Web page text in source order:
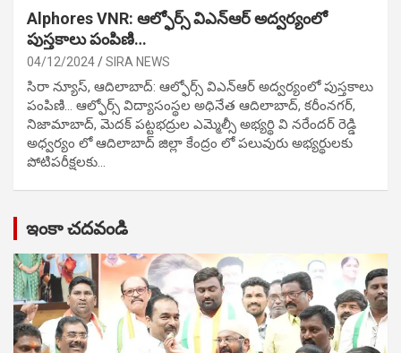
Alphores VNR: ఆల్ఫోర్స్ విఎన్ఆర్ అద్వర్యంలో
పుస్తకాలు పంపిణి…
04/12/2024 SIRA NEWS
సిరా న్యూస్, ఆదిలాబాద్: ఆల్ఫోర్స్ విఎన్ఆర్ అద్వర్యంలో పుస్తకాలు
పంపిణి… ఆల్ఫోర్స్ విద్యాసంస్థల అధినేత ఆదిలాబాద్, కరీంనగర్,
నిజామాబాద్, మెదక్ పట్టభద్రుల ఎమ్మెల్సీ అభ్యర్థి వి నరేందర్ రెడ్డి
అధ్వర్యం లో ఆదిలాబాద్ జిల్లా కేంద్రం లో పలువురు అభ్యర్థులకు
పోటిప‌రీక్ష‌ల‌కు…
ఇంకా చదవండి